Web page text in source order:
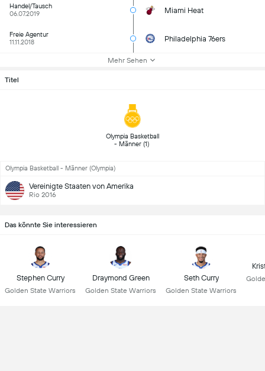
Handel/Tausch
06.07.2019
Miami Heat
Freie Agentur
11.11.2018
Philadelphia 76ers
Mehr Sehen
Titel
Olympia Basketball
Olympia Basketball - Männer (Olympia)
Vereinigte Staaten von Amerika
Rio 2016
Das könnte Sie interessieren
Stephen Curry
Golden State Warriors
Draymond Green
Golden State Warriors
Seth Curry
Golden State Warriors